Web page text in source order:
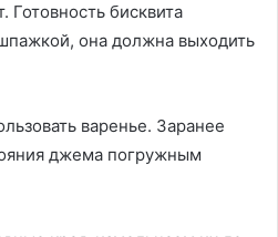
Готовность бисквита
она должна выходить
варенье. Заранее
джема погружным